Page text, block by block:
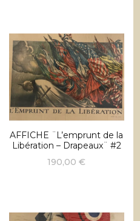
AFFICHE ¨L’emprunt de la
Libération – Drapeaux¨ #2
190,00€